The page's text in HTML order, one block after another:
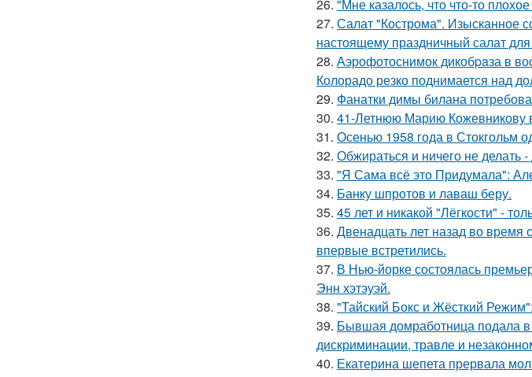
26. "Мне казалось, что что-то
27. Салат "Кострома". Изысканное
настоящему праздничный салат
28. Аэрофотоснимок дикобpaза в
Колорадо резко поднимается над
29. Фанатки димы билана
30. 41-Летнюю Марию Кожевникову
31. Осенью 1958 года в Стокгольм
32. Обжираться и ничего не делать
33. "Я Сама всё это Придумала":
34. Банку шпротов и лаваш беру.
35. 45 лет и никакой "Лёгкости" -
36. Двенадцать лет назад во
впервые встретились.
37. В Нью-йорке состоялась
Энн хэтэуэй.
38. "Тайский Бокс и Жёсткий
39. Бывшая домработница подала в
дискриминации, травле и
40. Екатерина шепета прервала